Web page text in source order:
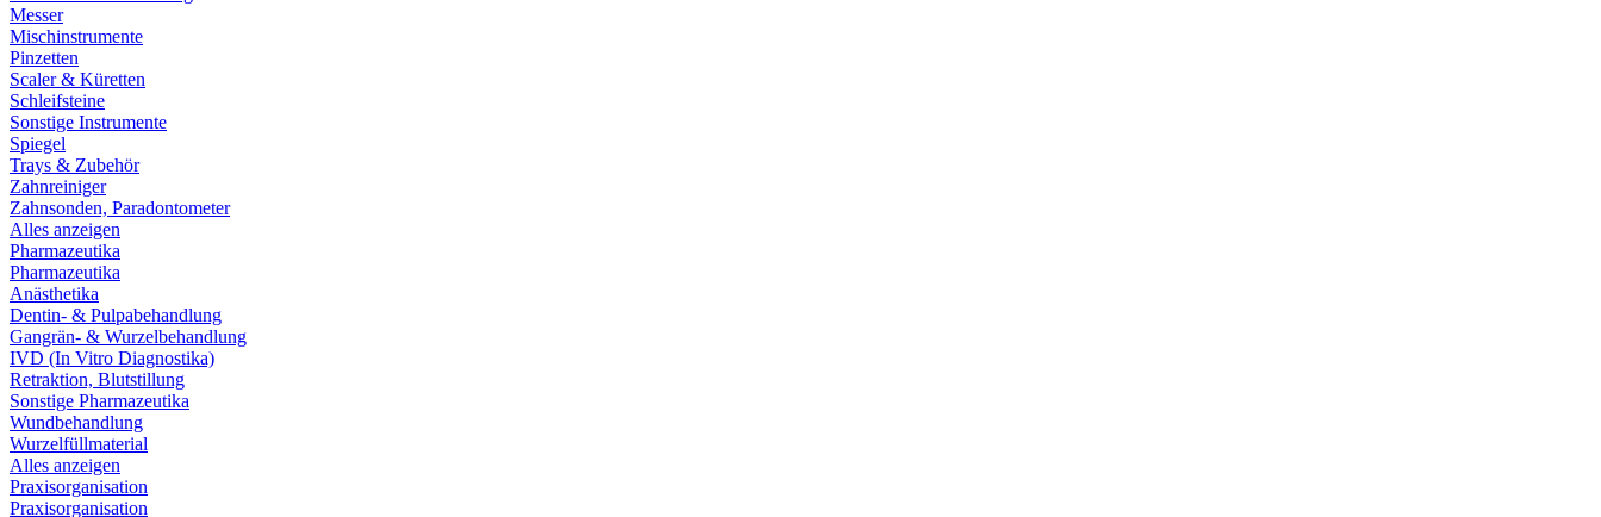
Messer
Mischinstrumente
Pinzetten
Scaler & Küretten
Schleifsteine
Sonstige Instrumente
Spiegel
Trays & Zubehör
Zahnreiniger
Zahnsonden, Paradontometer
Alles anzeigen
Pharmazeutika
Pharmazeutika
Anästhetika
Dentin- & Pulpabehandlung
Gangrän- & Wurzelbehandlung
IVD (In Vitro Diagnostika)
Retraktion, Blutstillung
Sonstige Pharmazeutika
Wundbehandlung
Wurzelfüllmaterial
Alles anzeigen
Praxisorganisation
Praxisorganisation